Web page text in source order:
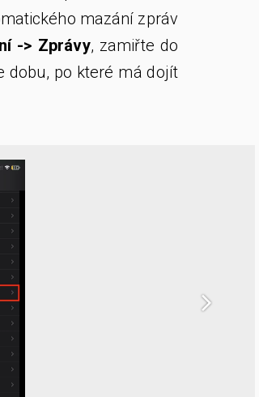
mazání zpráv
-> Zprávy, zamiřte do
dobu, po které má dojít